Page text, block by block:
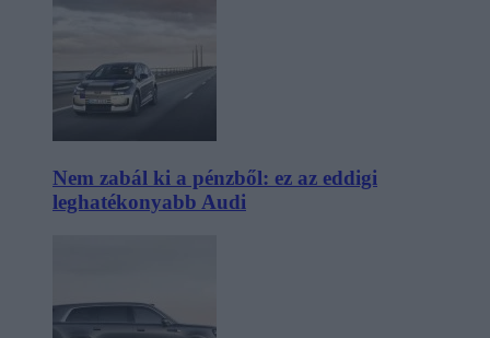
Nem zabál ki a pénzből: ez az eddigi
leghatékonyabb Audi